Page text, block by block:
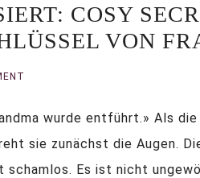
COSY
VON
wurde entführt.» Als
sie zunächst die Augen.
Es ist nicht